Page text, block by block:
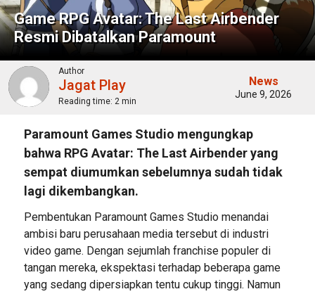
Game RPG Avatar: The Last Airbender
Resmi Dibatalkan Paramount
Author
Jagat Play
Reading time: 2 min
News
June 9, 2026
Paramount Games Studio mengungkap
bahwa RPG Avatar: The Last Airbender yang
sempat diumumkan sebelumnya sudah tidak
lagi dikembangkan.
Pembentukan Paramount Games Studio menandai
ambisi baru perusahaan media tersebut di industri
video game. Dengan sejumlah franchise populer di
tangan mereka, ekspektasi terhadap beberapa game
yang sedang dipersiapkan tentu cukup tinggi. Namun